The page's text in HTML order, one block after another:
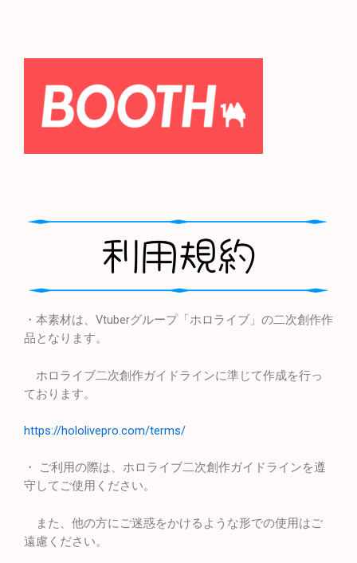
・本素材は、Vtuberグループ「ホロライブ」の二次創作作
品となります。
ホロライブ二次創作ガイドラインに準じて作成を行っ
ております。
https://hololivepro.com/terms/
・ ご利用の際は、ホロライブ二次創作ガイドラインを遵
守してご使用ください。
また、他の方にご迷惑をかけるような形での使用はご
遠慮ください。